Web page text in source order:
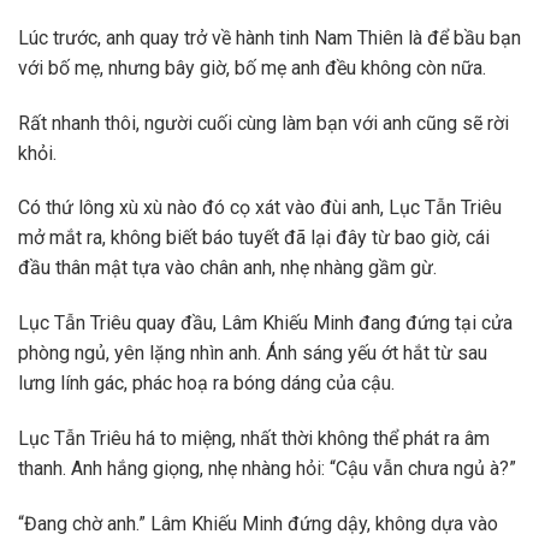
Lúc trước, anh quay trở về hành tinh Nam Thiên là để bầu bạn
với bố mẹ, nhưng bây giờ, bố mẹ anh đều không còn nữa.
Rất nhanh thôi, người cuối cùng làm bạn với anh cũng sẽ rời
khỏi.
Có thứ lông xù xù nào đó cọ xát vào đùi anh, Lục Tẫn Triêu
mở mắt ra, không biết báo tuyết đã lại đây từ bao giờ, cái
đầu thân mật tựa vào chân anh, nhẹ nhàng gầm gừ.
Lục Tẫn Triêu quay đầu, Lâm Khiếu Minh đang đứng tại cửa
phòng ngủ, yên lặng nhìn anh. Ánh sáng yếu ớt hắt từ sau
lưng lính gác, phác hoạ ra bóng dáng của cậu.
Lục Tẫn Triêu há to miệng, nhất thời không thể phát ra âm
thanh. Anh hắng giọng, nhẹ nhàng hỏi: “Cậu vẫn chưa ngủ à?”
“Đang chờ anh.” Lâm Khiếu Minh đứng dậy, không dựa vào